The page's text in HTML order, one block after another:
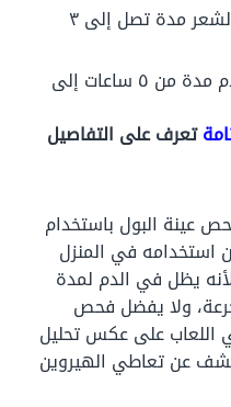
الشعر يظل الهيروين في الشعر مدة تصل إلى ٣
الدم يظل الهيروين في الدم مدة من ٥ ساعات إلى
تعرف على التفاصيل
عينة البول باستخدام
استخدامه في المنزل
يظل في الدم لمدة
ولا يفضل فحص
اللعاب على عكس تحليل
عن تعاطي الهيروين